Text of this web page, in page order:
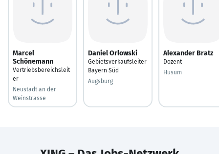
Marcel
Schönemann
Vertriebsbereichsleit
er
Neustadt an der
Weinstrasse
Daniel Orlowski
Gebietsverkaufsleiter
Bayern Süd
Augsburg
Alexander Bratz
Dozent
Husum